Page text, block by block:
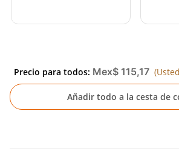
Precio para todos: Mex$ 115,17
Añadir todo a la cesta de